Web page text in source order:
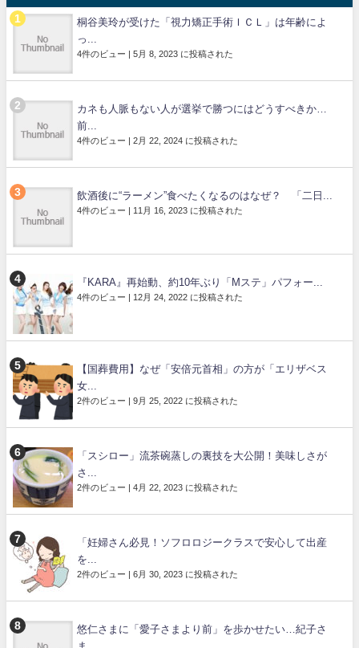
桐谷美玲が受けた「視力矯正手術ＩＣＬ」は年齢によ
っ...
4件のビュー 5月 8, 2023 に投稿された
カネも人脈もない人が選挙で勝つにはどうすべきか…
前...
4件のビュー 2月 22, 2024 に投稿された
飲酒後に“ラーメン”食べたくなるのはなぜ？ 「二日...
4件のビュー 11月 16, 2023 に投稿された
『KARA』再始動、約10年ぶり「Mステ」パフォー...
4件のビュー 12月 24, 2022 に投稿された
【国葬費用】なぜ「安倍元首相」の方が「エリザベス
女...
2件のビュー 9月 25, 2022 に投稿された
「スシロー」流茶碗蒸しの裏技を大公開！美味しさが
さ...
2件のビュー 4月 22, 2023 に投稿された
「妊婦さん必見！ソフロロジークラスで安心して出産
を...
2件のビュー 6月 30, 2023 に投稿された
悠仁さまに「愛子さまより前」を歩かせたい…紀子さ